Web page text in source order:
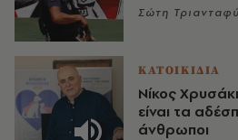
Σώτη
ΚΑΤΟΙΚΙΔΙΑ
Νίκος
είναι τα
άνθρωποι